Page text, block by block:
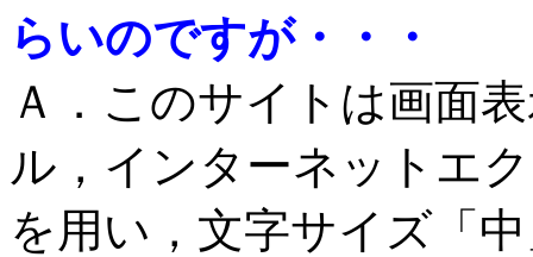
らいのですが・・・
Ａ．このサイトは画面
ル，インターネットエ
を用い，文字サイズ「